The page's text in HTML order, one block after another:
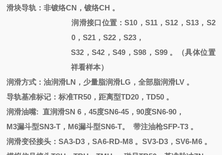
滑块导轨：非镀络CN ，镀络CH 。
润滑接口位置：S10，S11，S12，S13，S2
0，S21，S22，S23，
S32，S42，S49，S98，S99 。（具体位置
祥看样本）
润滑方式：油润滑LN，少量脂润滑LG，全部脂润滑LV 。
导轨基准标记：标准TR50，距离型TD20，TD50 。
润滑油嘴: 直润滑SN 6 ，45度SN6-45，90度SN6-90，
M3漏斗型SN3-T，M6漏斗型SN6-T。 带注油枪SFP-T3 。
润滑变径接头：SA3-D3，SA6-RD-M8 。SV3-D3，SV6-M6 。